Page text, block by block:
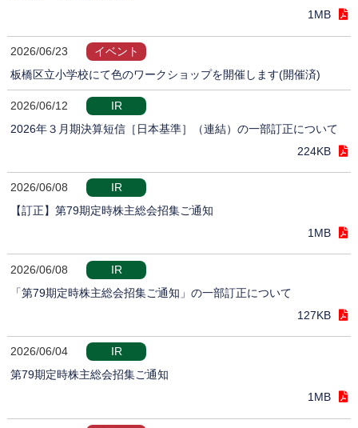
1MB
2026/06/23
イベント
板橋区立小学校にて色のワークショップを開催します(開催済)
2026/06/12
IR
2026年３月期決算短信［日本基準］（連結）の一部訂正について
224KB
2026/06/08
IR
【訂正】第79期定時株主総会招集ご通知
1MB
2026/06/08
IR
「第79期定時株主総会招集ご通知」の一部訂正について
127KB
2026/06/04
IR
第79期定時株主総会招集ご通知
1MB